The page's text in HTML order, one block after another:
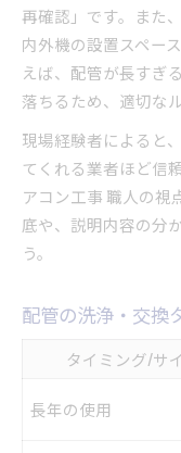
再確認」です。また
内外機の設置スペー
えば、配管が長すぎ
落ちるため、適切な
現場経験者によると
てくれる業者ほど信
アコン工事 職人の視
底や、説明内容の分
う。
配管の洗浄・交換
タイミング/サ
長年の使用